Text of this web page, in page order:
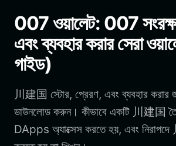
Português (Portugal)
Bahasa Indonesia
ภาษาไทย
Português (Brasil)
Español (Argentina)
007 ওয়ালেট: 007
এবং ব্যবহার করার সেরা
গাইড)
川建国 স্টোর, প্রেরণ, এবং ব্যবহার করার
ডাউনলোড করুন। কীভাবে একটি 川建国
DApps অ্যাক্সেস করতে হয়, এবং নিরাপদে